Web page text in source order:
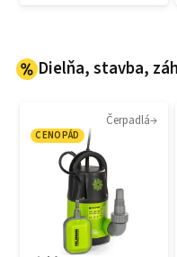
Dielňa, stavba,
Čerpadlá
CENOPÁD